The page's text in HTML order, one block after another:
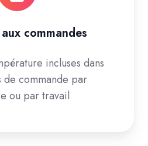
commandes
incluses dans
de commande par
ou par travail